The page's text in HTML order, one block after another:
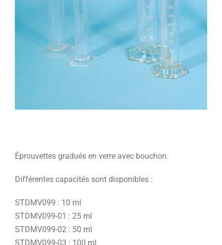
Éprouvettes gradués en verre avec bouchon.
Différentes capacités sont disponibles :
STDMV099 : 10 ml
STDMV099-01 : 25 ml
STDMV099-02 : 50 ml
STDMV099-03 : 100 ml